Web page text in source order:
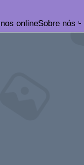
onlineSobre nós